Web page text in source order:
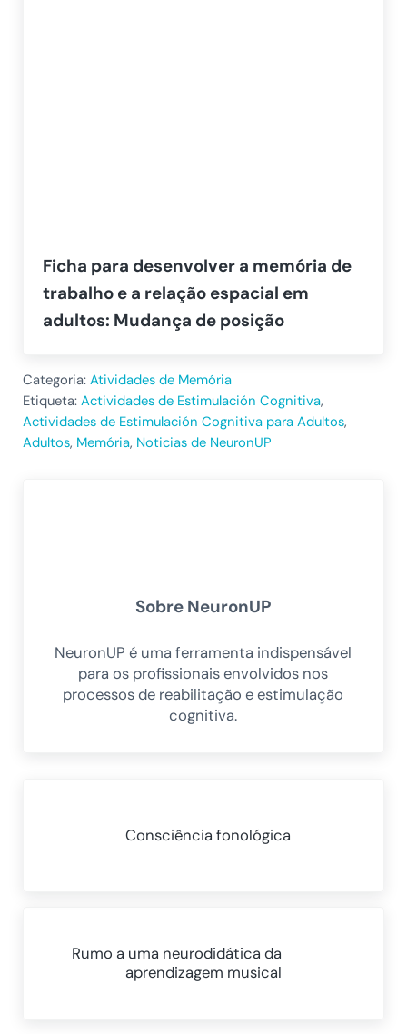
Ficha para desenvolver a memória de
trabalho e a relação espacial em
adultos: Mudança de posição
Categoria: Atividades de Memória
Etiqueta: Actividades de Estimulación Cognitiva,
Actividades de Estimulación Cognitiva para Adultos,
Adultos, Memória, Noticias de NeuronUP
Sobre NeuronUP
NeuronUP é uma ferramenta indispensável
para os profissionais envolvidos nos
processos de reabilitação e estimulação
cognitiva.
Consciência fonológica
Rumo a uma neurodidática da
aprendizagem musical